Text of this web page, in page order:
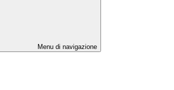
Menu di navigazione